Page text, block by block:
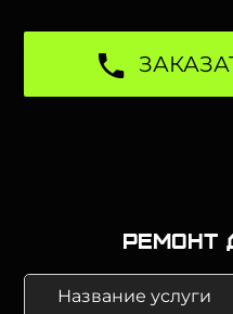
Ремонт
Название услуги